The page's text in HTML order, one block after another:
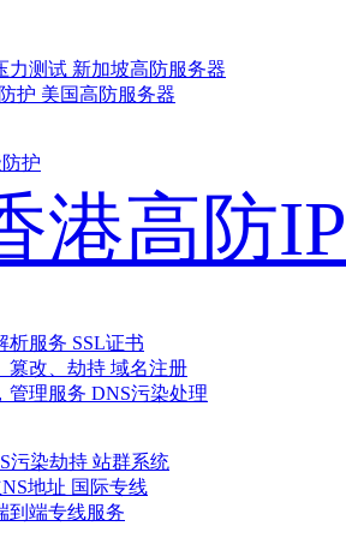
力测试 新加坡高防服务器
护 美国高防服务器
护
港高防IP
析服务 SSL证书
篡改、劫持 域名注册
管理服务 DNS污染处理
污染劫持 站群系统
地址 国际专线
到端专线服务